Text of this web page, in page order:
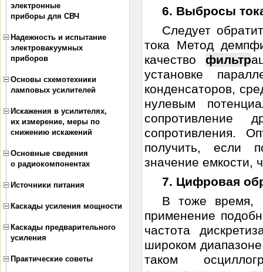
электронные
приборы для СВЧ
Надежность и испытание
электровакуумных
приборов
Основы схемотехники
ламповых усилителей
Искажения в усилителях,
их измерение, меры по
снижению искажений
Основные сведения
о радиокомпонентах
Источники питания
Каскады усиления мощности
Каскады предварительного
усиления
Практические советы
6. Выбросы
Следует
тока Метод
качество фильтр
установке
конденсаторов,
нулевым
сопротивление
сопротивления.
получить, если
значение емкости,
7. Цифровая
В тоже время,
применение
частота
широком
таком